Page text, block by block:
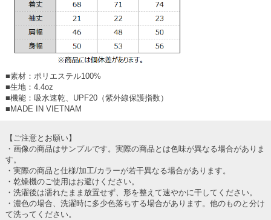
■素材：ポリエステル100%
■生地：4.4oz
■機能：吸水速乾、UPF20（紫外線保護指数）
■MADE IN VIETNAM
【ご注意とお願い】
・画像の商品はサンプルです。実際の商品とは色味が異なる場合がありま
す。
・実際の商品と仕様/加工/カラーが若干異なる場合があります。
・乾燥機のご使用はお避けください。
・洗濯後は濡れたまま放置せず、形を整えて速やかに干してください。
・濃色の場合、洗濯時に多少色落ちする場合があります。他のものと分け
て洗ってください。